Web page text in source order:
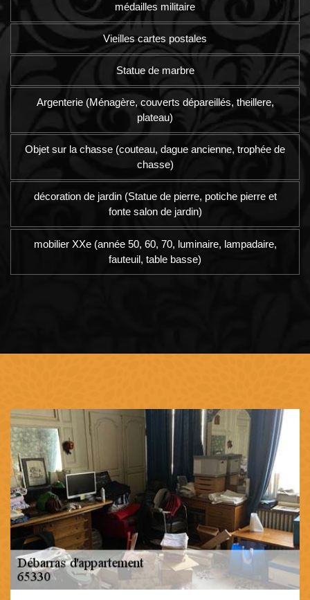
médailles militaire
Vieilles cartes postales
Statue de marbre
Argenterie (Ménagère, couverts dépareillés, theillere,
plateau)
Objet sur la chasse (couteau, dague ancienne, trophée de
chasse)
décoration de jardin (Statue de pierre, potiche pierre et
fonte salon de jardin)
mobilier XXe (année 50, 60, 70, luminaire, lampadaire,
fauteuil, table basse)